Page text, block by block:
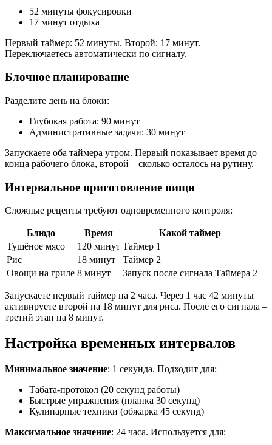
52 минуты фокусировки
17 минут отдыха
Первый таймер: 52 минуты. Второй: 17 минут.
Переключаетесь автоматически по сигналу.
Блочное планирование
Разделите день на блоки:
Глубокая работа: 90 минут
Административные задачи: 30 минут
Запускаете оба таймера утром. Первый показывает время до
конца рабочего блока, второй – сколько осталось на рутину.
Интервальное приготовление пищи
Сложные рецепты требуют одновременного контроля:
Блюдо Время
Какой таймер
Тушёное мясо
120 минут Таймер 1
Рис
18 минут
Таймер 2
Овощи на гриле 8 минут Запуск после сигнала Таймера 2
Запускаете первый таймер на 2 часа. Через 1 час 42 минуты
активируете второй на 18 минут для риса. После его сигнала –
третий этап на 8 минут.
Настройка временных интервалов
Минимальное значение: 1 секунда. Подходит для:
Табата-протокол (20 секунд работы)
Быстрые упражнения (планка 30 секунд)
Кулинарные техники (обжарка 45 секунд)
Максимальное значение: 24 часа. Используется для: